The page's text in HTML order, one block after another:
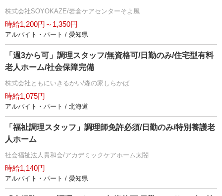
株式会社SOYOKAZE/岩倉ケアセンターそよ風
時給1,200円～1,350円
アルバイト・パート / 愛知県
「週3から可」調理スタッフ/無資格可/日勤のみ/住宅型有料
老人ホーム/社会保障完備
株式会社ともにいきるかい/森の家しらかば
時給1,075円
アルバイト・パート / 北海道
「福祉調理スタッフ」調理師免許必須/日勤のみ/特別養護老
人ホーム
社会福祉法人貴和会/アカデミックケアホーム太閤
時給1,140円
アルバイト・パート / 愛知県